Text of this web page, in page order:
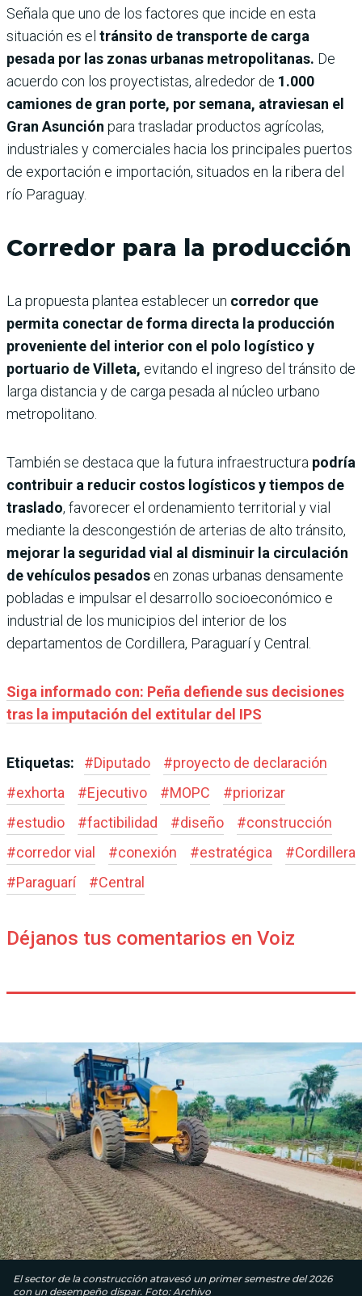
Señala que uno de los factores que incide en esta
situación es el tránsito de transporte de carga
pesada por las zonas urbanas metropolitanas. De
acuerdo con los proyectistas, alrededor de 1.000
camiones de gran porte, por semana, atraviesan el
Gran Asunción para trasladar productos agrícolas,
industriales y comerciales hacia los principales puertos
de exportación e importación, situados en la ribera del
río Paraguay.
Corredor para la producción
La propuesta plantea establecer un corredor que
permita conectar de forma directa la producción
proveniente del interior con el polo logístico y
portuario de Villeta, evitando el ingreso del tránsito de
larga distancia y de carga pesada al núcleo urbano
metropolitano.
También se destaca que la futura infraestructura podría
contribuir a reducir costos logísticos y tiempos de
traslado, favorecer el ordenamiento territorial y vial
mediante la descongestión de arterias de alto tránsito,
mejorar la seguridad vial al disminuir la circulación
de vehículos pesados en zonas urbanas densamente
pobladas e impulsar el desarrollo socioeconómico e
industrial de los municipios del interior de los
departamentos de Cordillera, Paraguarí y Central.
Siga informado con: Peña defiende sus decisiones
tras la imputación del extitular del IPS
Etiquetas: #Diputado #proyecto de declaración
#exhorta #Ejecutivo #MOPC #priorizar
#estudio #factibilidad #diseño #construcción
#corredor vial #conexión #estratégica #Cordillera
#Paraguarí #Central
Déjanos tus comentarios en Voiz
El sector de la construcción atravesó un primer semestre del 2026
con un desempeño dispar. Foto: Archivo